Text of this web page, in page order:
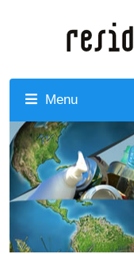
Menu